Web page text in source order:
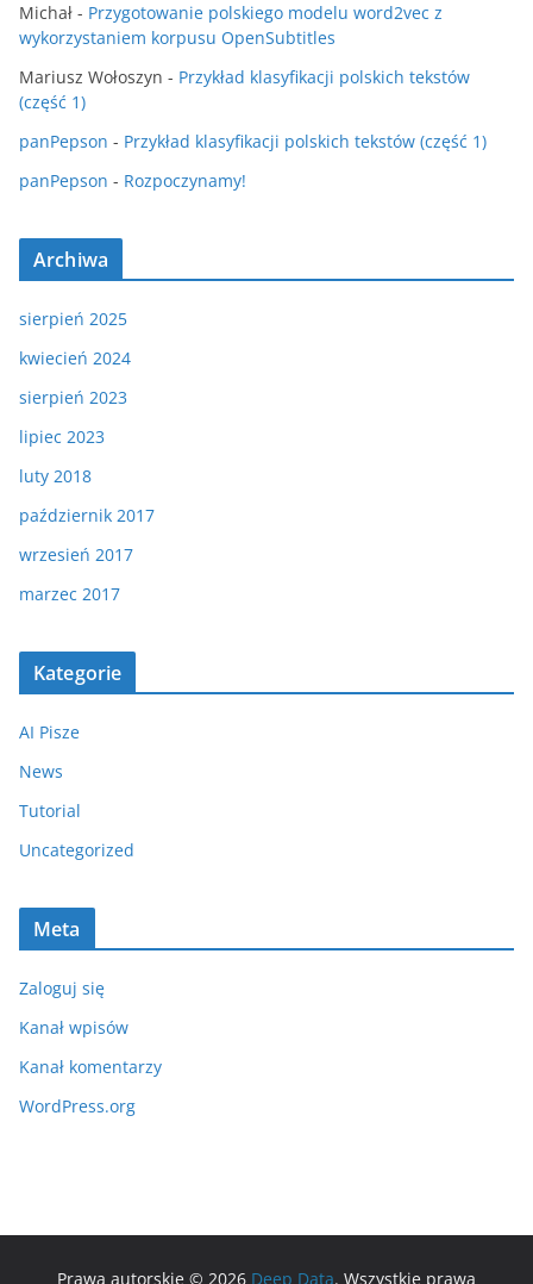
Michał - Przygotowanie polskiego modelu word2vec z
wykorzystaniem korpusu OpenSubtitles
Mariusz Wołoszyn - Przykład klasyfikacji polskich tekstów
(część 1)
panPepson - Przykład klasyfikacji polskich tekstów (część 1)
panPepson - Rozpoczynamy!
Archiwa
sierpień 2025
kwiecień 2024
sierpień 2023
lipiec 2023
luty 2018
październik 2017
wrzesień 2017
marzec 2017
Kategorie
AI Pisze
News
Tutorial
Uncategorized
Meta
Zaloguj się
Kanał wpisów
Kanał komentarzy
WordPress.org
Prawa autorskie © 2026 Deep Data. Wszystkie prawa